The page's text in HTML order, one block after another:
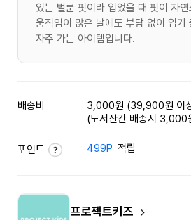
있는 벌룬 핏이라 입었을 때 핏이 자
움직임이 많은 날에도 부담 없이 입기
자주 가는 아이템입니다.
배송비
3,000원 (39,900원 이
(도서산간 배송시 3,000
포인트 499P 적립
프로젝트키즈